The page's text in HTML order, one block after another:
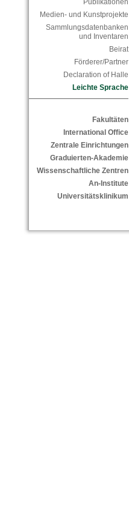
Publikationen
Medien- und Kunstprojekte
Sammlungsdatenbanken
und Inventaren
Beirat
Förderer/Partner
Declaration of Halle
Leichte Sprache
Fakultäten
International Office
Zentrale Einrichtungen
Graduierten-Akademie
Wissenschaftliche Zentren
An-Institute
Universitätsklinikum